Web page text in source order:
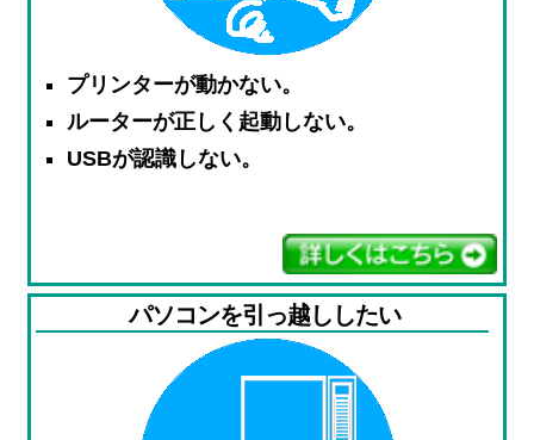
プリンターが動かない。
ルーターが正しく起動しない。
USBが認識しない。
パソコンを引っ越ししたい